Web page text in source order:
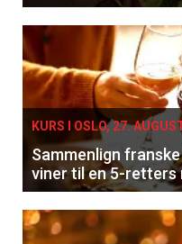
KURS I OSLO, 27.
Sammenlign
viner til en 5-retters